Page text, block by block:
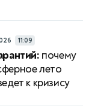
11:09
почему
лето
к кризису